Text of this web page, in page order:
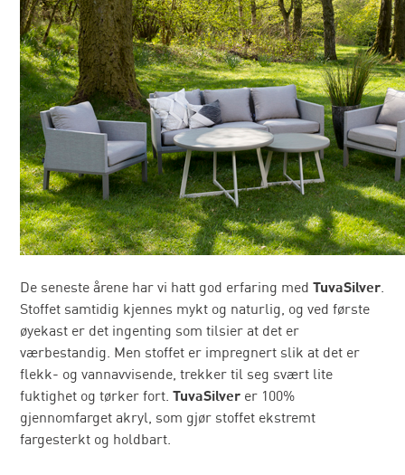
De seneste årene har vi hatt god erfaring medTuvaSilver.
Stoffet samtidig kjennes mykt og naturlig, og ved første
øyekast er det ingenting som tilsier at det er
værbestandig. Men stoffet er impregnert slik at det er
flekk- og vannavvisende, trekker til seg svært lite
fuktighet og tørker fort.TuvaSilver er 100%
gjennomfarget akryl, som gjør stoffet ekstremt
fargesterkt og holdbart.